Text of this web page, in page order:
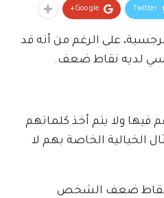
Twitter
Google+
على الرغم من أنه قد
لديه نقاط ضعف.
فيها ولا يتم أخذ كلماتهم
الخيالية الخاصة بهم لا
نقاط ضعف الشخص